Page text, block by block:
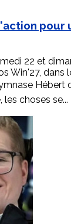
pour
22 et
Win'27, dans
Hébert
choses se...